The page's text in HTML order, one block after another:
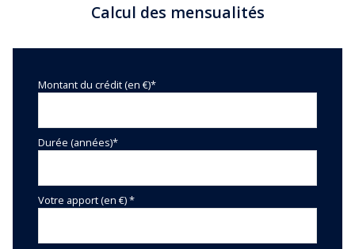
Calcul des mensualités
Montant du crédit (en €)*
Durée (années)*
Votre apport (en €) *